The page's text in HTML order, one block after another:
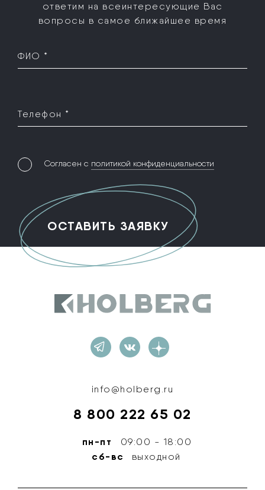
ответим на все интересующие Вас
вопросы в самое ближайшее время
ФИО *
Телефон *
Согласен с политикой конфиденциальности
info@holberg.ru
8 800 222 65 02
пн-пт 09:00 - 18:00
сб-вс выходной